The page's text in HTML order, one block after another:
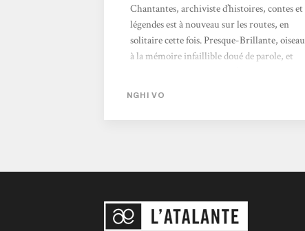
Chantantes, archiviste d’histoires, contes et
légendes est à nouveau sur les routes, en
solitaire cette fois. Presque-Brillante, oiseau
à la mémoire infaillible doué de parole, et
en route pour la demeure de son futur
Nhung : charmante,...
NGHI VO